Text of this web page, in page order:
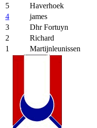
5
Haverhoek
4
james
3
Dhr Fortuyn
2
Richard
1
Martijnleunissen